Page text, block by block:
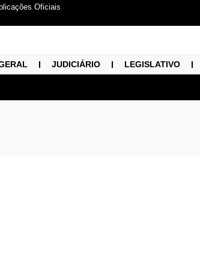
Oficiais
JUDICIÁRIO LEGISLATIVO